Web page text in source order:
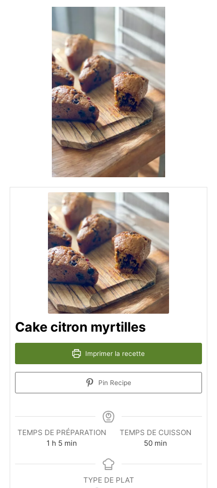
Cake citron myrtilles
Imprimer la recette
Pin Recipe
TEMPS DE PRÉPARATION
1 heure
h 5 minutes
min
TEMPS DE CUISSON
50minutes
min
TYPE DE PLAT